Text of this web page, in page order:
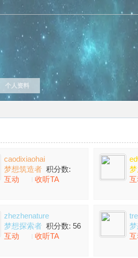
个人资料
caodixiaohai
梦想筑造者 积分数:
692
互动 收听TA
zhezhenature
梦想探索者 积分数: 56
互动
收听TA